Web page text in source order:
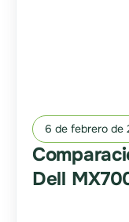
6 de febrero de
Dell